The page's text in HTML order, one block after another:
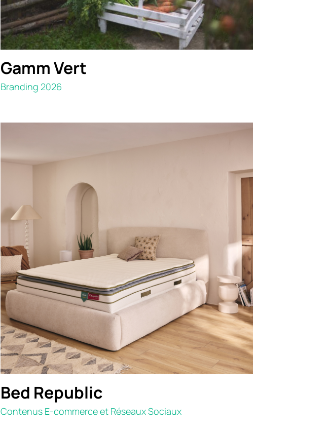
Gamm Vert
Branding 2026
Bed Republic
Contenus E-commerce et Réseaux Sociaux